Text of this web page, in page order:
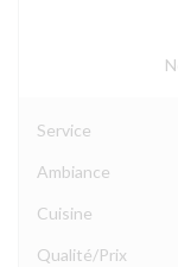
Service
Ambiance
Cuisine
Qualité/Prix